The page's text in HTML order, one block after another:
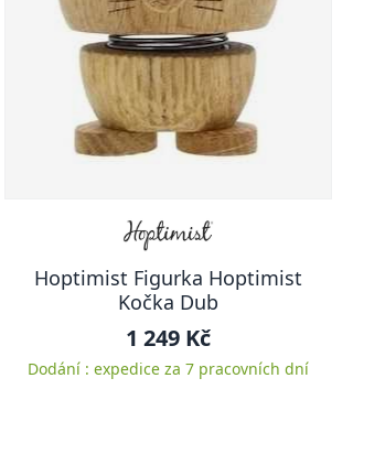
Hoptimist Figurka Hoptimist
Kočka Dub
1 249 Kč
Dodání : expedice za 7 pracovních dní